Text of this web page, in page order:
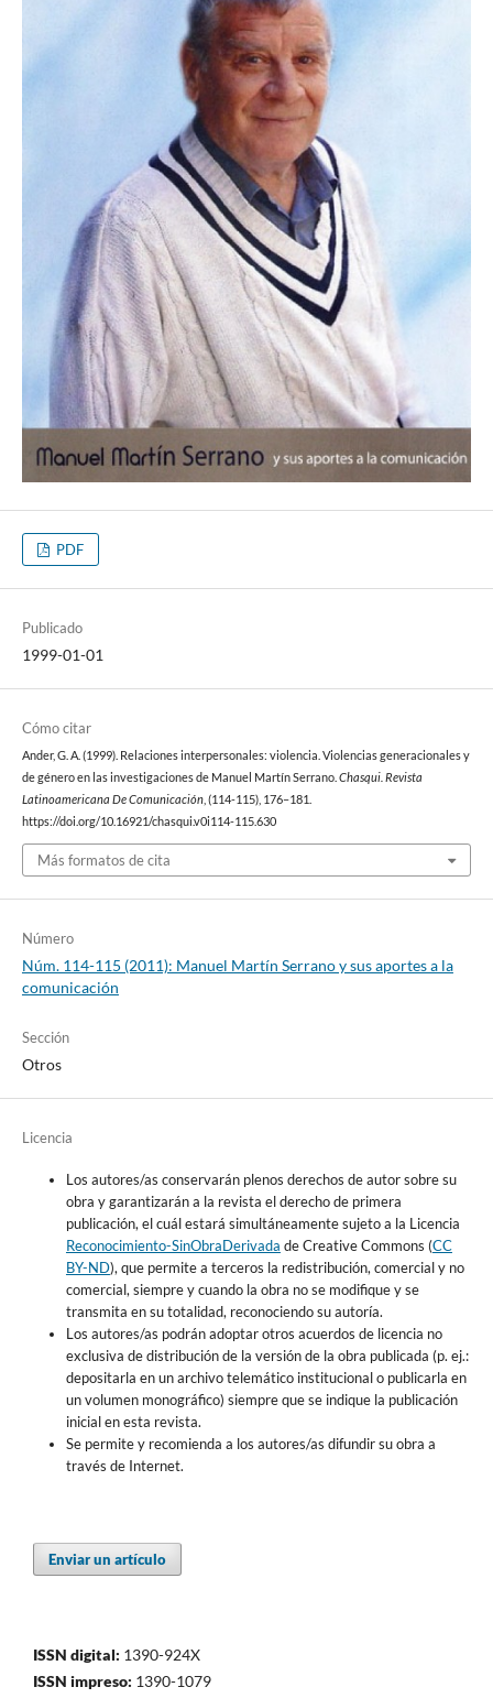
PDF
Publicado
1999-01-01
Cómo citar
Ander, G. A. (1999). Relaciones interpersonales: violencia. Violencias generacionales y
de género en las investigaciones de Manuel Martín Serrano. Chasqui. Revista
Latinoamericana De Comunicación, (114-115), 176–181.
https://doi.org/10.16921/chasqui.v0i114-115.630
Más formatos de cita
Número
Núm. 114-115 (2011): Manuel Martín Serrano y sus aportes a la
comunicación
Sección
Otros
Licencia
Los autores/as conservarán plenos derechos de autor sobre su
obra y garantizarán a la revista el derecho de primera
publicación, el cuál estará simultáneamente sujeto a la Licencia
Reconocimiento-SinObraDerivada de Creative Commons (CC
BY-ND), que permite a terceros la redistribución, comercial y no
comercial, siempre y cuando la obra no se modifique y se
transmita en su totalidad, reconociendo su autoría.
Los autores/as podrán adoptar otros acuerdos de licencia no
exclusiva de distribución de la versión de la obra publicada (p. ej.:
depositarla en un archivo telemático institucional o publicarla en
un volumen monográfico) siempre que se indique la publicación
inicial en esta revista.
Se permite y recomienda a los autores/as difundir su obra a
través de Internet.
Enviar un artículo
ISSN digital: 1390-924X
ISSN impreso: 1390-1079